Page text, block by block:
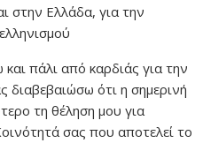
στην Ελλάδα, για την
πάλι από καρδιάς για την
διαβεβαιώσω ότι η σημερινή
τη θέληση μου για
σας που αποτελεί το